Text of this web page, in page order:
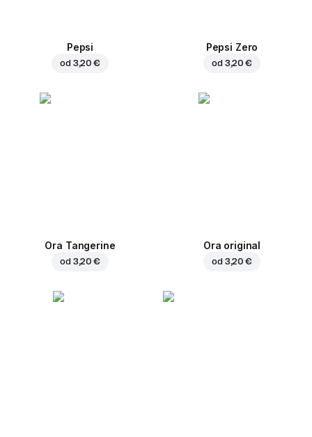
Pepsi
od 3,20 €
Pepsi Zero
od 3,20 €
Ora Tangerine
od 3,20 €
Ora original
od 3,20 €